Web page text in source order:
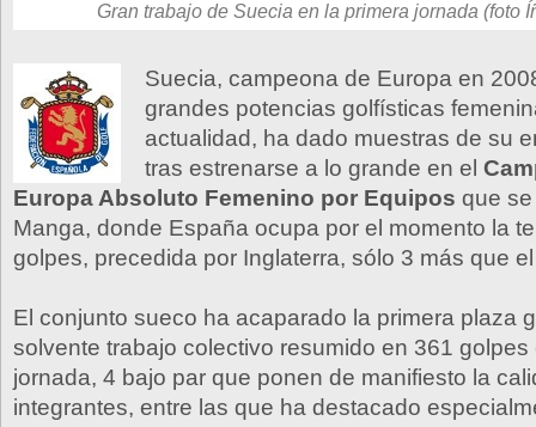
Gran trabajo de Suecia en la primera jornada (foto
Suecia, campeona de Europa en
grandes potencias golfísticas
actualidad, ha dado muestras de su
tras estrenarse a lo grande en el
Europa Absoluto Femenino por Equipos que
Manga, donde España ocupa por el momento la
golpes, precedida por Inglaterra, sólo 3 más que
El conjunto sueco ha acaparado la primera plaza
solvente trabajo colectivo resumido en 361 golpes
jornada, 4 bajo par que ponen de manifiesto la
integrantes, entre las que ha destacado